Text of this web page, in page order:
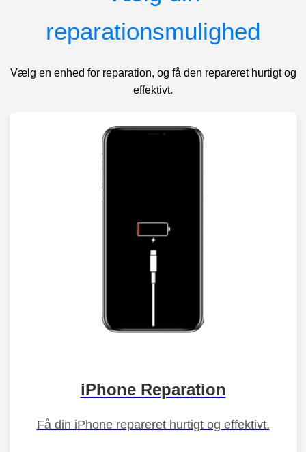
reparationsmulighed
Vælg en enhed for reparation, og få den repareret hurtigt og
effektivt.
iPhone Reparation
Få din iPhone repareret hurtigt og effektivt.